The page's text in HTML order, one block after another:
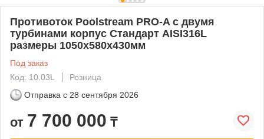
Противоток Poolstream PRO-A с двумя
турбинами корпус Стандарт AISI316L
размеры 1050х580х430мм
Под заказ
Код: 10.03L
Розница
Отправка с 28 сентября 2026
от 7 700 000 ₸